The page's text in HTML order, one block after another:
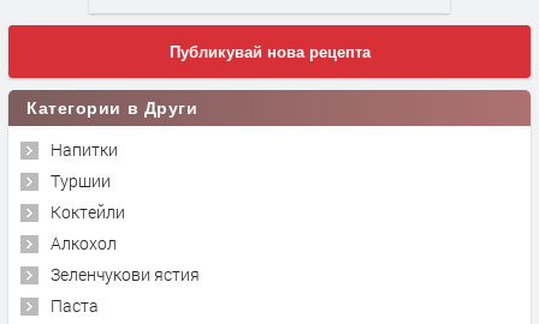
Публикувай нова рецепта
Категории в Други
Напитки
Туршии
Коктейли
Алкохол
Зеленчукови ястия
Паста